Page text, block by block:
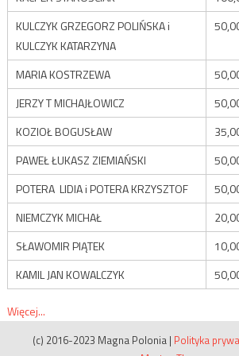
KULCZYK GRZEGORZ POLIŃSKA i
KULCZYK KATARZYNA
MARIA KOSTRZEWA
JERZY T MICHAJŁOWICZ
KOZIOŁ BOGUSŁAW
PAWEŁ ŁUKASZ ZIEMIAŃSKI
POTERA LIDIA i POTERA KRZYSZTOF
NIEMCZYK MICHAŁ
SŁAWOMIR PIĄTEK
KAMIL JAN KOWALCZYK
Więcej...
(c) 2016-2023 Magna Polonia | Polityka